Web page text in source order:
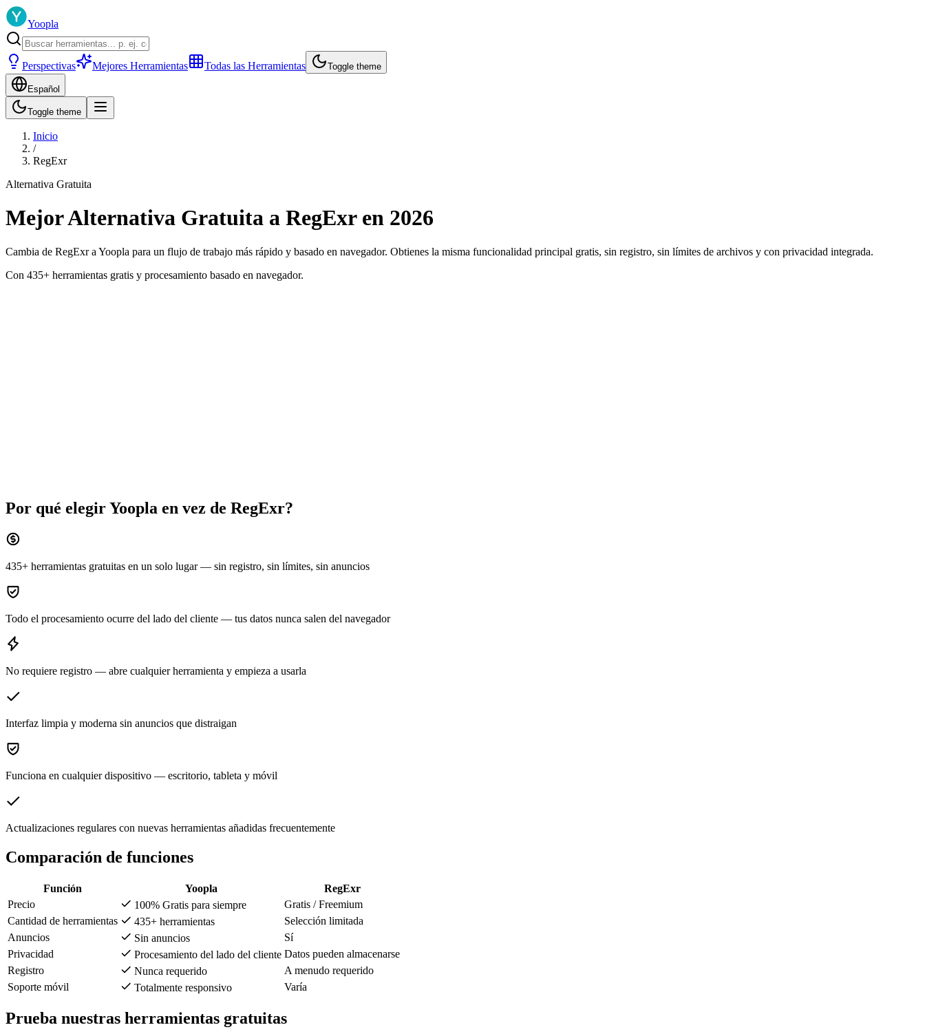
Yoopla
Perspectivas Mejores Herramientas Todas las Herramientas Toggle theme
Español
Toggle theme
Inicio
/
RegExr
Alternativa Gratuita
Mejor Alternativa Gratuita a RegExr en 2026
Cambia de RegExr a Yoopla para un flujo de trabajo más rápido y basado en navegador. Obtienes la misma funcionalidad principal gratis, sin registro, sin límites de archivos y con privacidad integrada.
Con 435+ herramientas gratis y procesamiento basado en navegador.
Por qué elegir Yoopla en vez de RegExr?
435+ herramientas gratuitas en un solo lugar — sin registro, sin límites, sin anuncios
Todo el procesamiento ocurre del lado del cliente — tus datos nunca salen del navegador
No requiere registro — abre cualquier herramienta y empieza a usarla
Interfaz limpia y moderna sin anuncios que distraigan
Funciona en cualquier dispositivo — escritorio, tableta y móvil
Actualizaciones regulares con nuevas herramientas añadidas frecuentemente
Comparación de funciones
Función Yoopla
RegExr
Precio
100% Gratis para siempre
Gratis / Freemium
Cantidad de herramientas
435+ herramientas
Selección limitada
Anuncios
Sin anuncios
Sí
Privacidad
Procesamiento del lado del cliente Datos pueden almacenarse
Registro
Nunca requerido
A menudo requerido
Soporte móvil
Totalmente responsivo Varía
Prueba nuestras herramientas gratuitas